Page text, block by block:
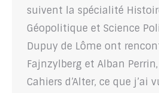
suivent la spécialité
Géopolitique et Science
Dupuy de Lôme ont
Fajnzylberg et Alban
Cahiers d’Alter, ce que j’ai